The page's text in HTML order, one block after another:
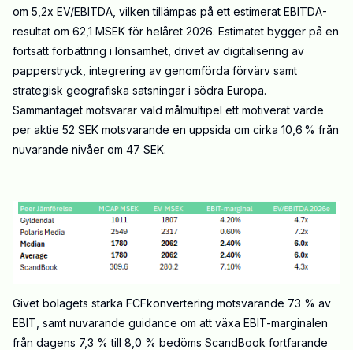
om 5,2x EV/EBITDA, vilken tillämpas på ett estimerat EBITDA-
resultat om 62,1 MSEK för helåret 2026. Estimatet bygger på en
fortsatt förbättring i lönsamhet, drivet av digitalisering av
papperstryck, integrering av genomförda förvärv samt
strategisk geografiska satsningar i södra Europa.
Sammantaget motsvarar vald målmultipel ett motiverat värde
per aktie 52 SEK motsvarande en uppsida om cirka 10,6 % från
nuvarande nivåer om 47 SEK.
Givet bolagets starka FCFkonvertering motsvarande 73 % av
EBIT, samt nuvarande guidance om att växa EBIT-marginalen
från dagens 7,3 % till 8,0 % bedöms ScandBook fortfarande